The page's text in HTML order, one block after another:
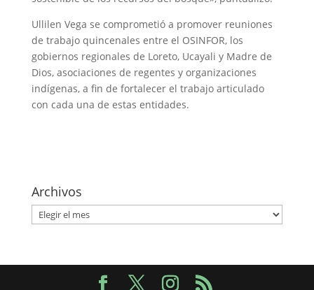
Ullilen Vega se comprometió a promover reuniones
de trabajo quincenales entre el OSINFOR, los
gobiernos regionales de Loreto, Ucayali y Madre de
Dios, asociaciones de regentes y organizaciones
indígenas, a fin de fortalecer el trabajo articulado
con cada una de estas entidades.​
Archivos
Archivos